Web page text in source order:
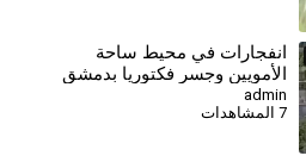
انفجارات في محيط ساحة
الأمويين وجسر فكتوريا بدمشق
admin
7 المشاهدات